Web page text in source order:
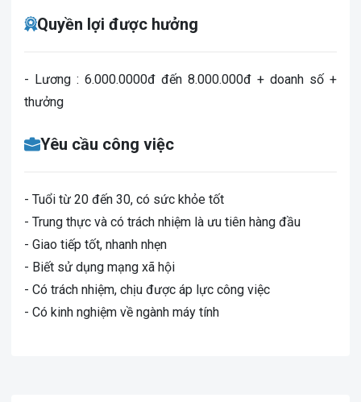
Quyền lợi được hưởng
- Lương : 6.000.0000đ đến 8.000.000đ + doanh số +
thưởng
Yêu cầu công việc
- Tuổi từ 20 đến 30, có sức khỏe tốt
- Trung thực và có trách nhiệm là ưu tiên hàng đầu
- Giao tiếp tốt, nhanh nhẹn
- Biết sử dụng mạng xã hội
- Có trách nhiệm, chịu được áp lực công việc
- Có kinh nghiệm về ngành máy tính